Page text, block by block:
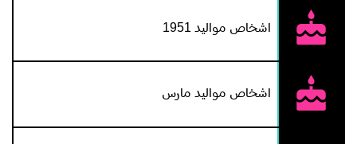
اشخاص مواليد 1951
اشخاص مواليد مارس